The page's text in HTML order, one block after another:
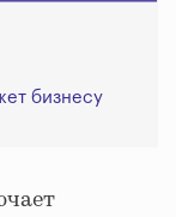
бизнесу